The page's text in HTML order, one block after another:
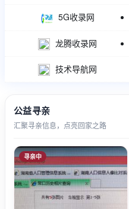
5G收录网
龙腾收录网
技术导航网
公益寻亲
汇聚寻亲信息，点亮回家之路
寻亲中